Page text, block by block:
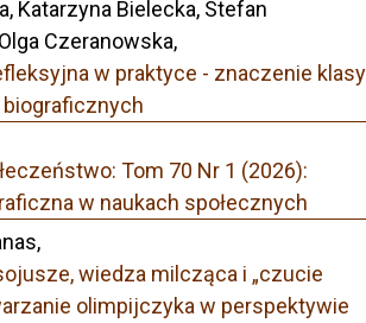
Katarzyna Bielecka, Stefan
Czeranowska,
w praktyce - znaczenie klasy
Tom 70 Nr 1 (2026):
w naukach społecznych
wiedza milcząca i „czucie
olimpijczyka w perspektywie